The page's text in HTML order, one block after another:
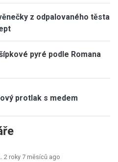
z odpalovaného těsta
pyré podle Romana
protlak s medem
2 roky 7 měsíců ago